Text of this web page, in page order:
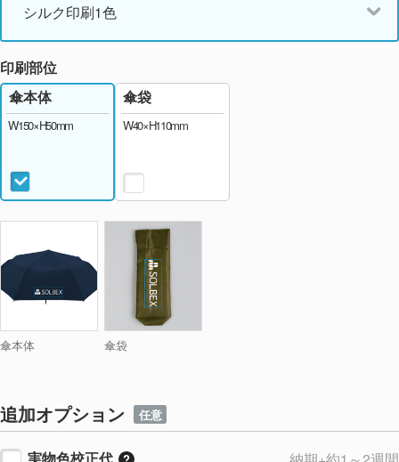
シルク印刷1色
印刷部位
傘本体 傘袋
傘本体
W150×H50mm
傘袋
W40×H110mm
追加オプション 任意